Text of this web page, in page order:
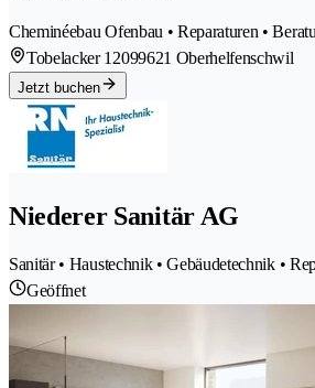
Cheminéebau Ofenbau • Reparaturen •
Tobelacker 12099621 Oberhelfenschwil
Jetzt buchen
Niederer Sanitär AG
Sanitär • Haustechnik • Gebäudetechnik •
Geöffnet